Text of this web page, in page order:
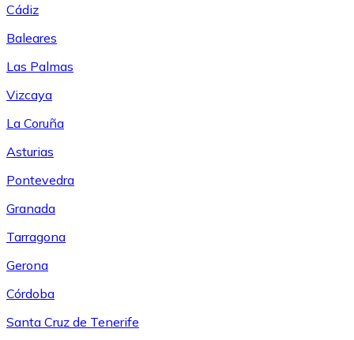
Cádiz
Baleares
Las Palmas
Vizcaya
La Coruña
Asturias
Pontevedra
Granada
Tarragona
Gerona
Córdoba
Santa Cruz de Tenerife